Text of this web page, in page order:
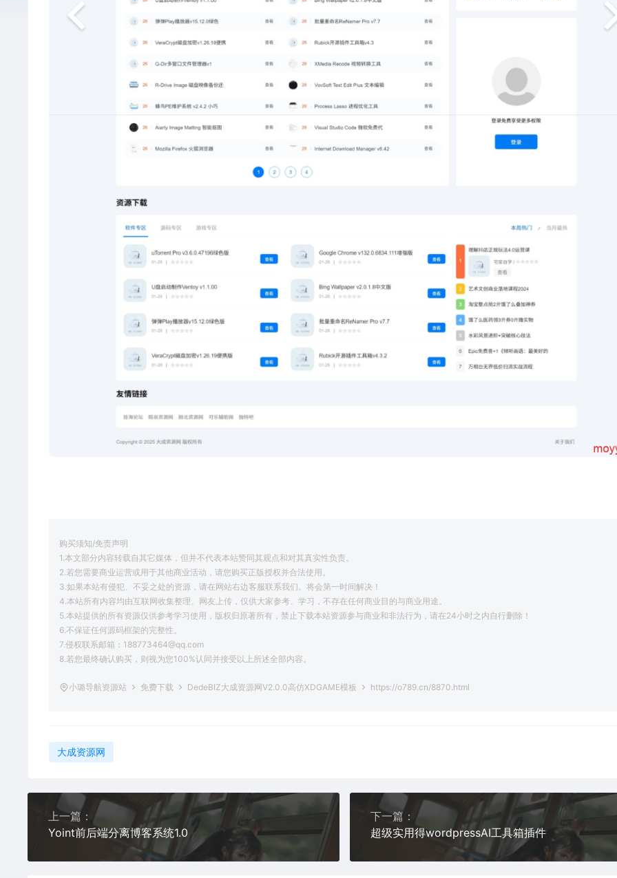
购买须知/免责声明
1.本文部分内容转载自其它媒体，但并不代表本站赞同其观点和对其真实性负责。
2.若您需要商业运营或用于其他商业活动，请您购买正版授权并合法使用。
3.如果本站有侵犯、不妥之处的资源，请在网站右边客服联系我们。将会第一时间解决！
4.本站所有内容均由互联网收集整理、网友上传，仅供大家参考、学习，不存在任何商业目的与商业用途。
5.本站提供的所有资源仅供参考学习使用，版权归原著所有，禁止下载本站资源参与商业和非法行为，请在24小时之内自行删除！
6.不保证任何源码框架的完整性。
7.侵权联系邮箱：188773464@qq.com
8.若您最终确认购买，则视为您100%认同并接受以上所述全部内容。
小璐导航资源站 免费下载 DedeBIZ大成资源网V2.0.0高仿XDGAME模板 https://o789.cn/8870.html
大成资源网
上一篇：
Yoint前后端分离博客系统1.0
下一篇：
超级实用得wordpressAI工具箱插件